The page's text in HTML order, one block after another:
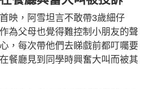
映，阿雪坦言不敢帶3歲細仔
為父母也覺得難控制小朋友的聲
，每次帶他們去睇戲前都叮囑要
餐廳見到同學時興奮大叫而被其